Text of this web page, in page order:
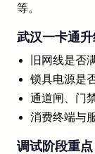
等。
武汉一卡通
旧网线是否
锁具电源是
通道闸、门
消费终端与
调试阶段重点